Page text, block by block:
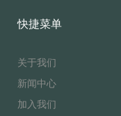
快捷菜单
关于我们
新闻中心
加入我们